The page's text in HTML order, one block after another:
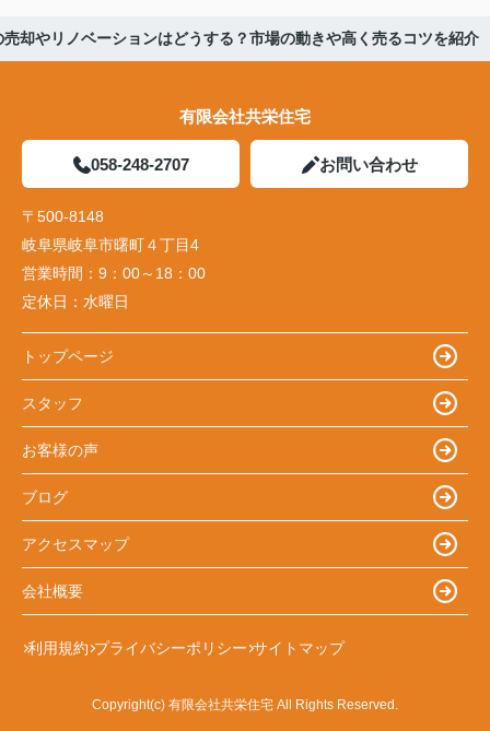
却やリノベーションはどうする？市場の動きや高く売るコツを紹介
有限会社共栄住宅
058-248-2707 お問い合わせ
〒500-8148
岐阜県岐阜市曙町４丁目4
営業時間： 9：00～18：00
定休日： 水曜日
トップページ
スタッフ
お客様の声
ブログ
アクセスマップ
会社概要
利用規約 プライバシーポリシー サイトマップ
Copyright(c) 有限会社共栄住宅 All Rights Reserved.